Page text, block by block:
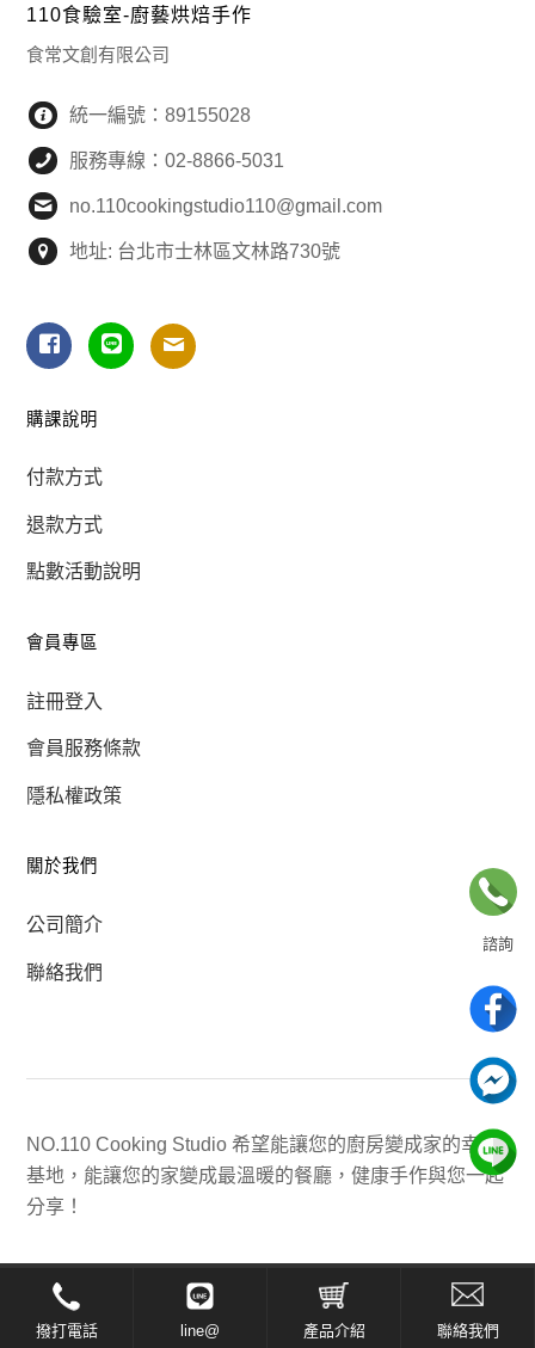
撥打電話 line@ 產品介紹 聯絡我們
諮詢
聯絡我們
110食驗室-廚藝烘焙手作
食常文創有限公司
統一編號：89155028
服務專線：02-8866-5031
no.110cookingstudio110@gmail.com
地址: 台北市士林區文林路730號
購課說明
付款方式
退款方式
點數活動說明
會員專區
註冊登入
會員服務條款
隱私權政策
關於我們
公司簡介
聯絡我們
NO.110 Cooking Studio 希望能讓您的廚房變成家的幸福
基地，能讓您的家變成最溫暖的餐廳，健康手作與您一起
分享！
© 2024 110食驗室-廚藝烘焙手作 All Rights Reserved.
首頁
所有課程 會員註冊/登入 關於我們